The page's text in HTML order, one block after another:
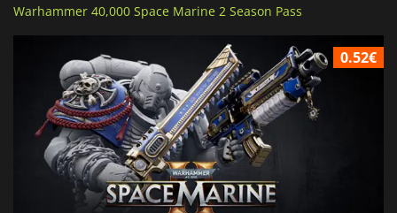
Warhammer 40,000 Space Marine 2 Season Pass
0.52€